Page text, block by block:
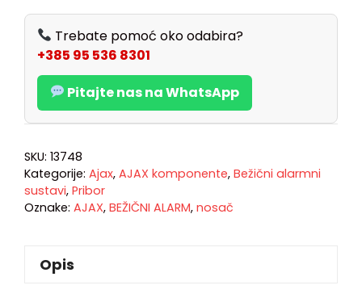
Trebate pomoć oko odabira?
+385 95 536 8301
Pitajte nas na WhatsApp
SKU: 13748
Kategorije: Ajax, AJAX komponente, Bežični alarmni
sustavi, Pribor
Oznake: AJAX, BEŽIČNI ALARM, nosač
Opis